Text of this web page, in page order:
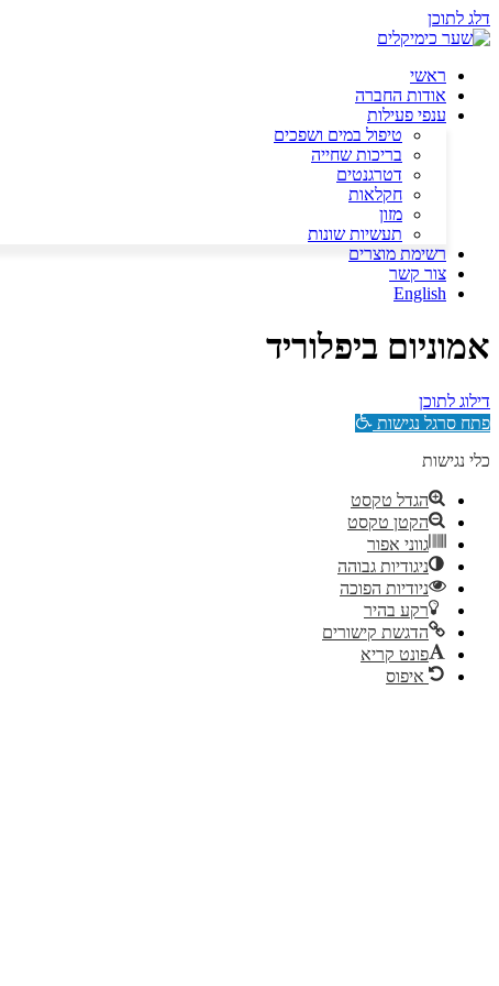
דלג לתוכן
ראשי
אודות החברה
ענפי פעילות
טיפול במים ושפכים
בריכות שחייה
דטרגנטים
חקלאות
מזון
תעשיות שונות
רשימת מוצרים
צור קשר
English
אמוניום ביפלוריד
דילוג לתוכן
פתח סרגל נגישות
כלי נגישות
הגדל טקסט
הקטן טקסט
גווני אפור
ניגודיות גבוהה
ניודיות הפוכה
רקע בהיר
הדגשת קישורים
פונט קריא
איפוס